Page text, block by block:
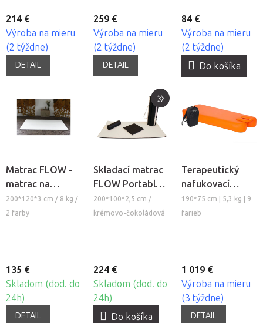
214 €
Výroba na mieru
(2 týždne)
DETAIL
259 €
Výroba na mieru
(2 týždne)
DETAIL
84 €
Výroba na mieru
(2 týždne)
Do košíka
Matrac FLOW -
matrac na
thajskú masáž a
Shiatsu
200*120*3 cm / 8 kg /
2 farby
135 €
Skladom (dod. do
24h)
DETAIL
Skladací matrac
FLOW Portable
DUO Set na
thajskú masáž a
200*100*2,5 cm /
krémovo-čokoládová
224 €
Skladom (dod. do
24h)
Do košíka
Terapeutický
nafukovací
matrac Nubis
Sport
190*75 cm | 5,3 kg | 9
farieb
1 019 €
Výroba na mieru
(3 týždne)
DETAIL